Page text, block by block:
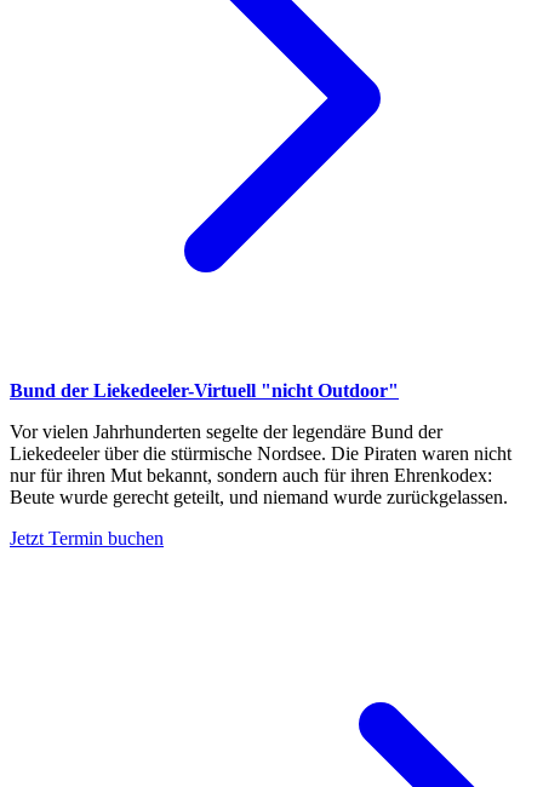
Bund der Liekedeeler-Virtuell "nicht Outdoor"
Vor vielen Jahrhunderten segelte der legendäre Bund der
Liekedeeler über die stürmische Nordsee. Die Piraten waren nicht
nur für ihren Mut bekannt, sondern auch für ihren Ehrenkodex:
Beute wurde gerecht geteilt, und niemand wurde zurückgelassen.
Jetzt Termin buchen